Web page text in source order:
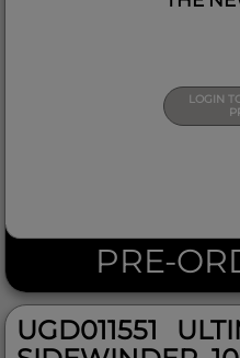
LOGIN
PRE-
UGD011551